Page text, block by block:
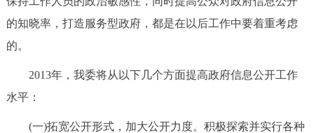
的知晓率，打造服务型政府，都是在以后工作中要着重考虑
的。
2013年，我委将从以下几个方面提高政府信息公开工作
水平：
(一)拓宽公开形式，加大公开力度。积极探索并实行各种